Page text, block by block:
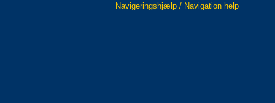
Navigeringshjælp / Navigation help